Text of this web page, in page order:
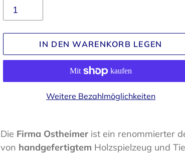
IN DEN WARENKORB LEGEN
Weitere Bezahlmöglichkeiten
wird
zum
Die Firma Ostheimer ist ein renommierter
von handgefertigtem Holzspielzeug und